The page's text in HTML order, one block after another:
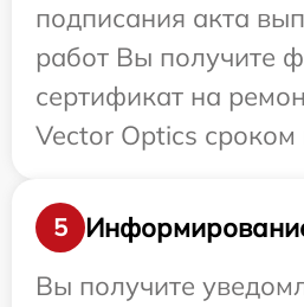
подписания акта
работ Вы получите
сертификат на
Vector Optics сроком
5
Вы получите